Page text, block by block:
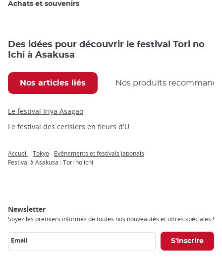
Achats et souvenirs
Des idées pour découvrir le festival Tori no
Ichi à Asakusa
Nos articles liés Nos produits
Le festival Iriya Asagao
Le festival des cerisiers en fleurs d'Ueno
Breadcrumb
Accueil Tokyo
Evénements et festivals japonais
Festival à Asakusa : Tori no ichi
Newsletter
Soyez les premiers informés de toutes nos nouveautés et offres spéciales !
Email